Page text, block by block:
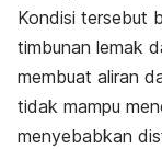
Kondisi tersebut
timbunan lemak
membuat aliran
tidak mampu
menyebabkan